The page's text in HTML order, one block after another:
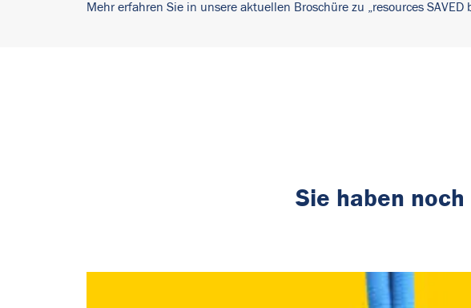
Mehr erfahren Sie in unsere aktuellen Broschüre zu „ resources SAVED
Sie haben